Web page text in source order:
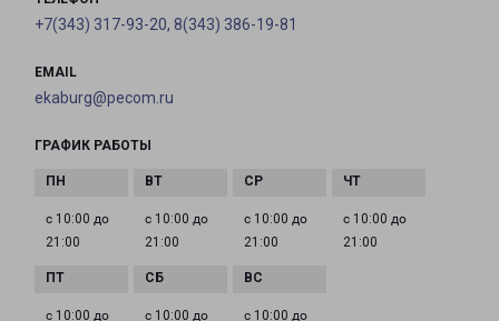
+7(343) 317-93-20, 8(343) 386-19-81
EMAIL
ekaburg@pecom.ru
ГРАФИК РАБОТЫ
с 10:00 до
21:00
с 10:00 до
21:00
с 10:00 до
21:00
с 10:00 до
21:00
с 10:00 до
с 10:00 до
с 10:00 до